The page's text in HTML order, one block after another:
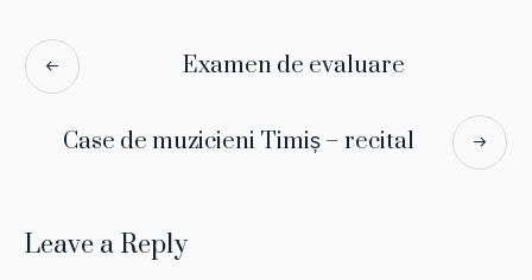
Examen de evaluare
Case de muzicieni Timiș – recital
Leave a Reply